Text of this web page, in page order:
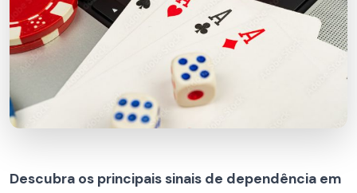
Descubra os principais sinais de dependência em